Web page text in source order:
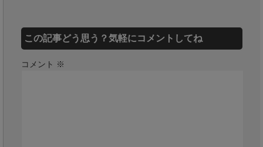
この記事どう思う？気軽にコメントしてね
コメント ※